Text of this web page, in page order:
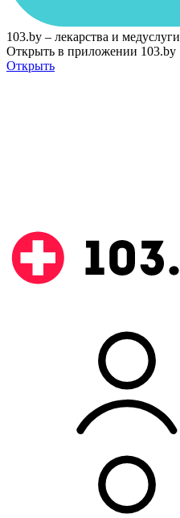
103.by – лекарства и медуслуги
Открыть в приложении 103.by
Открыть